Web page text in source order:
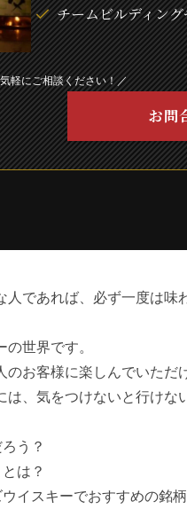
チームビルディン
軽にご相談ください！／
お問
であれば、必ず一度は味
世界です。
お客様に楽しんでいただ
、気をつけないと行けな
う？
は？
イスキーでおすすめの銘